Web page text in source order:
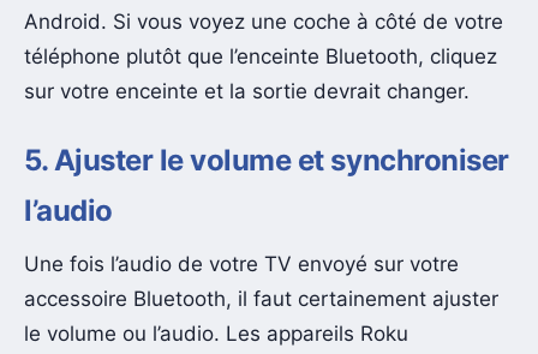
Android. Si vous voyez une coche à côté de votre
téléphone plutôt que l’enceinte Bluetooth, cliquez
sur votre enceinte et la sortie devrait changer.
5. Ajuster le volume et synchroniser
l’audio
Une fois l’audio de votre TV envoyé sur votre
accessoire Bluetooth, il faut certainement ajuster
le volume ou l’audio. Les appareils Roku